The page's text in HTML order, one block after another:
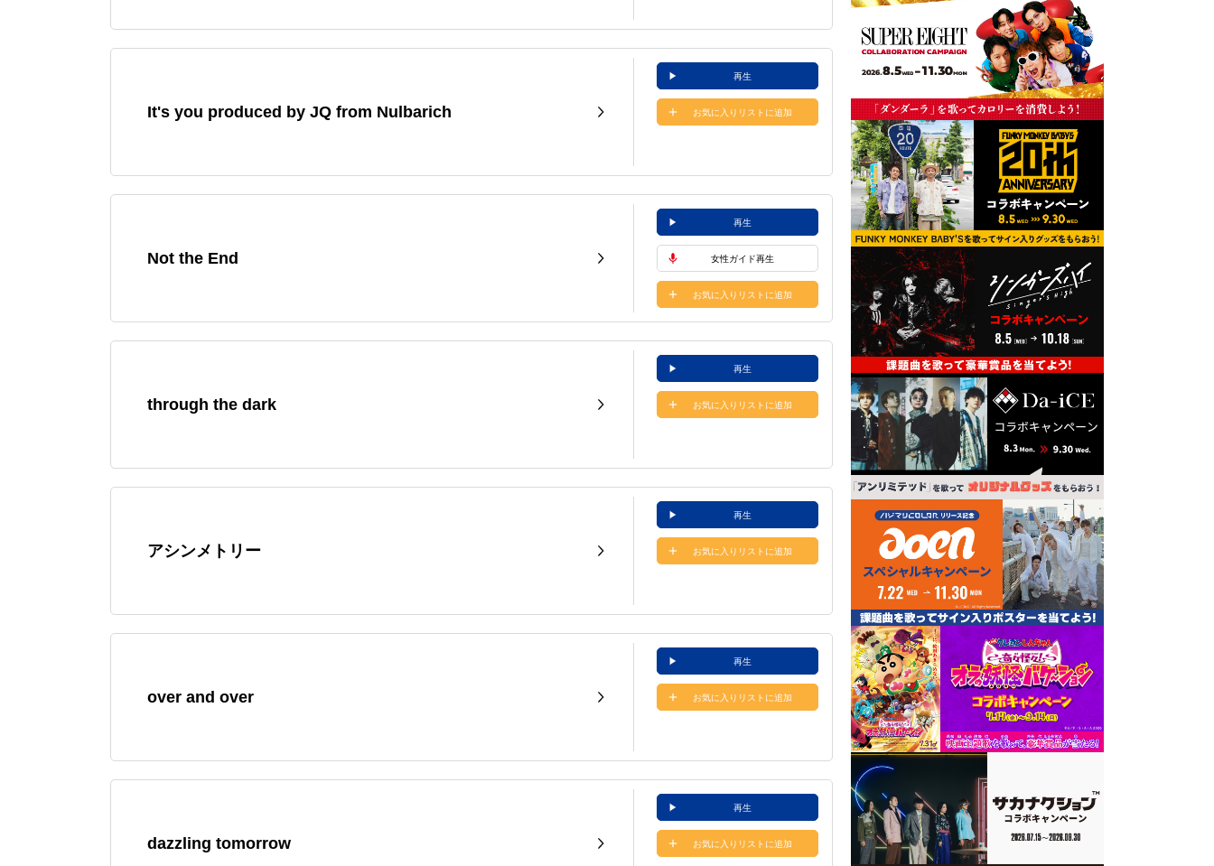
It's you produced by JQ from Nulbarich
再生
お気に入りリストに追加
Not the End
再生
女性ガイド再生
お気に入りリストに追加
through the dark
再生
お気に入りリストに追加
アシンメトリー
再生
お気に入りリストに追加
over and over
再生
お気に入りリストに追加
dazzling tomorrow
再生
お気に入りリストに追加